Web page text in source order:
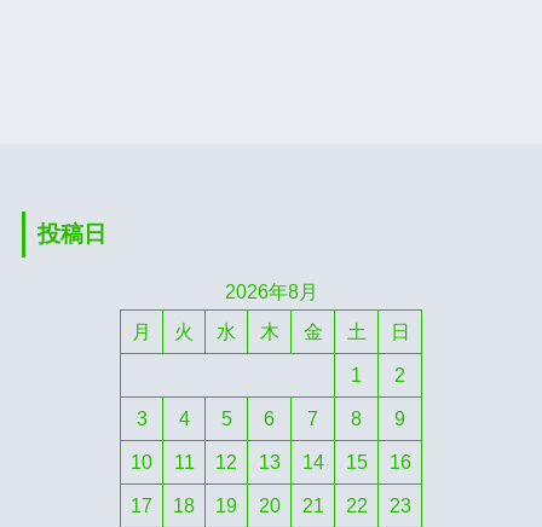
投稿日
2026年8月
月
火 水 木 金 土 日
1 2
3 4 5 6 7 8 9
10 11 12 13 14 15 16
17 18 19 20 21 22 23